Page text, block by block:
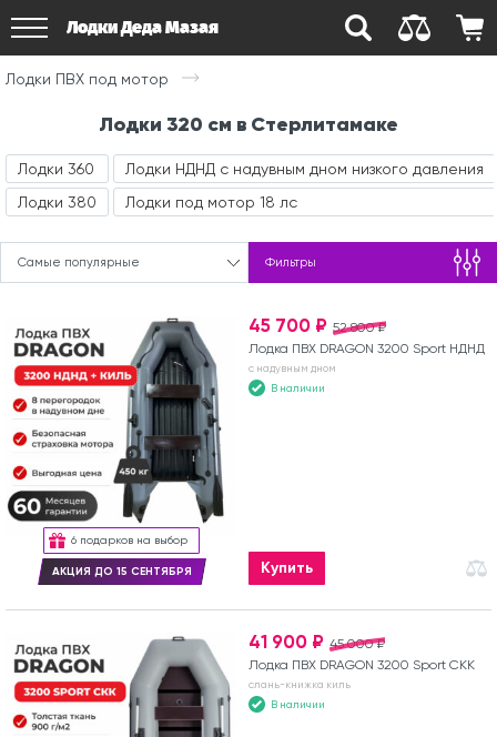
Лодки Деда Мазая
Лодки ПВХ под мотор
Лодки 320 см в Стерлитамаке
Лодки 360
Лодки 380
Лодки НДНД с надувным дном низкого давления
Лодки под мотор 18 лс
Самые популярные Фильтры
6 подарков на выбор
АКЦИЯ ДО 15 СЕНТЯБРЯ
52 800 ₽
45 700 ₽
Лодка ПВХ DRAGON 3200 Sport НДНД
с надувным дном
В наличии
Купить
45 000 ₽
41 900 ₽
Лодка ПВХ DRAGON 3200 Sport СКК
слань-книжка киль
В наличии